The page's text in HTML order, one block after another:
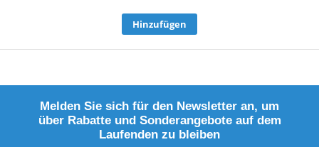
Hinzufügen
Melden Sie sich für den Newsletter an, um
über Rabatte und Sonderangebote auf dem
Laufenden zu bleiben